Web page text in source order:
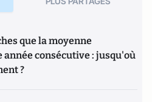
que la moyenne
année consécutive : jusqu'où
?